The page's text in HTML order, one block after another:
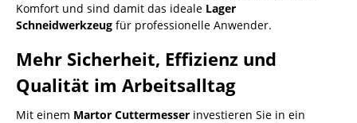
Komfort und sind damit das ideale Lager
Schneidwerkzeug für professionelle Anwender.
Mehr Sicherheit, Effizienz und
Qualität im Arbeitsalltag
Mit einem Martor Cuttermesser investieren Sie in ein